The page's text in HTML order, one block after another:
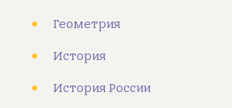
Геометрия
История
История России